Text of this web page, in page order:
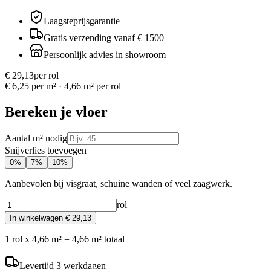
Laagsteprijsgarantie
Gratis verzending vanaf € 1500
Persoonlijk advies in showroom
€ 29,13perrol
€ 6,25 per m² · 4,66 m² perrol
Bereken je vloer
Aantal m² nodig
Snijverlies toevoegen
0% 7% 10%
Aanbevolen bij visgraat, schuine wanden of veel zaagwerk.
rol
In winkelwagen € 29,13
1 rol x 4,66 m² = 4,66 m² totaal
Levertijd 3 werkdagen